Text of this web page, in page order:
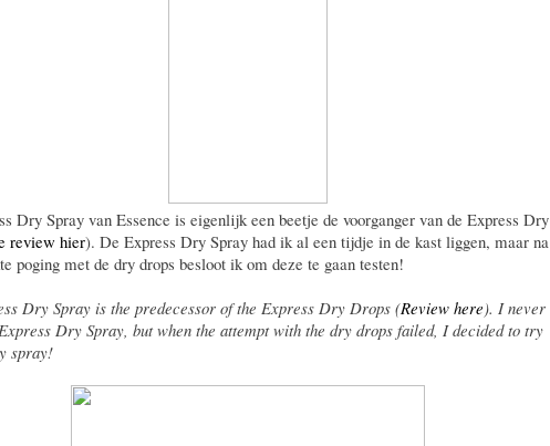
Dry Spray van Essence is eigenlijk een beetje de voorganger van de Express Dry
review hier). De Express Dry Spray had ik al een tijdje in de kast liggen, maar na
poging met de dry drops besloot ik om deze te gaan testen!
Dry Spray is the predecessor of the Express Dry Drops (Review here). I never
Dry Spray, but when the attempt with the dry drops failed, I decided to try
spray!